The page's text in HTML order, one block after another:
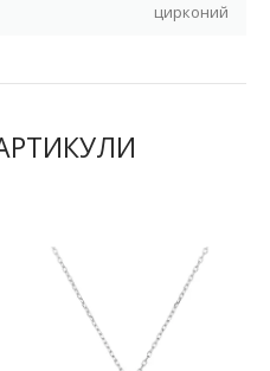
цирконий